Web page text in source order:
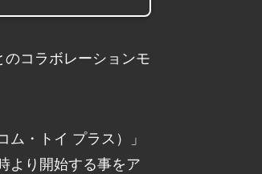
コラボレーションモ
・トイ プラス）」
より開始する事をア